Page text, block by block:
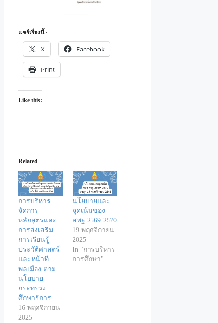
แชร์เรื่องนี้ :
X Facebook
Print
Like this:
Related
การบริหาร
จัดการ
หลักสูตรและ
การส่งเสริม
การเรียนรู้
ประวัติศาสตร์
และหน้าที่
พลเมือง ตาม
นโยบาย
กระทรวง
ศึกษาธิการ
16 พฤศจิกายน
2025
นโยบายและ
จุดเน้นของ
สพฐ.2569-2570
19 พฤศจิกายน
2025
In "การบริหาร
การศึกษา"